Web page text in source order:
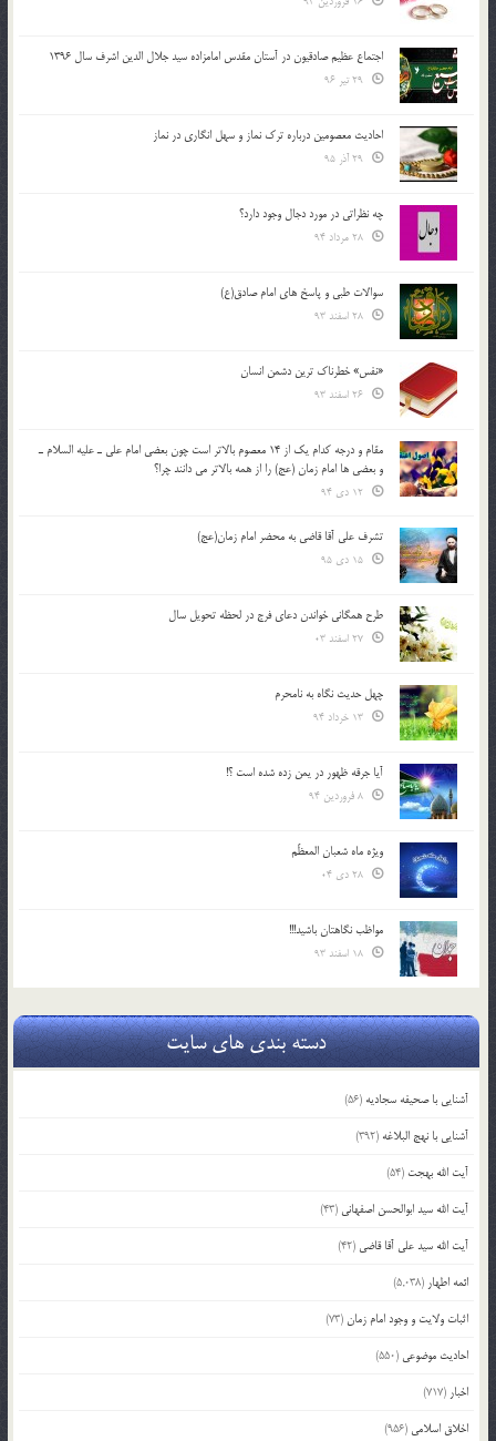
اجتماع عظیم صادقیون در آستان مقدس امامزاده سید جلال الدین اشرف سال 1396
احادیث معصومین درباره ترک نماز و سهل انگاری در نماز
چه نظراتی در مورد دجال وجود دارد؟
سوالات طبی و پاسخ های امام صادق(ع)
«نفس» خطرناک ترین دشمن انسان
مقام و درجه كدام يك از 14 معصوم بالاتر است چون بعضي امام علي ـ عليه السلام ـ
و بعضي ها امام زمان (عج) را از همه بالاتر مي دانند چرا؟
تشرف علي آقا قاضي به محضر امام زمان(عج)
طرح همگانی خواندن دعای فرج در لحظه تحویل سال
چهل حدیث نگاه به نامحرم
آیا جرقه ظهور در یمن زده شده است ؟!
ویژه ماه شعبان المعظّم
مواظب نگاهتان باشید!!!
دسته بندی های سایت
آشنایی با صحیفه سجادیه (56)
آشنایی با نهج البلاغه (392)
آیت الله بهجت (54)
آیت الله سید ابوالحسن اصفهانی (43)
آیت الله سید علی آقا قاضی (42)
ائمه اطهار (5,038)
اثبات ولایت و وجود امام زمان(73)
احادیث موضوعی (550)
اخبار (717)
اخلاق اسلامی (956)